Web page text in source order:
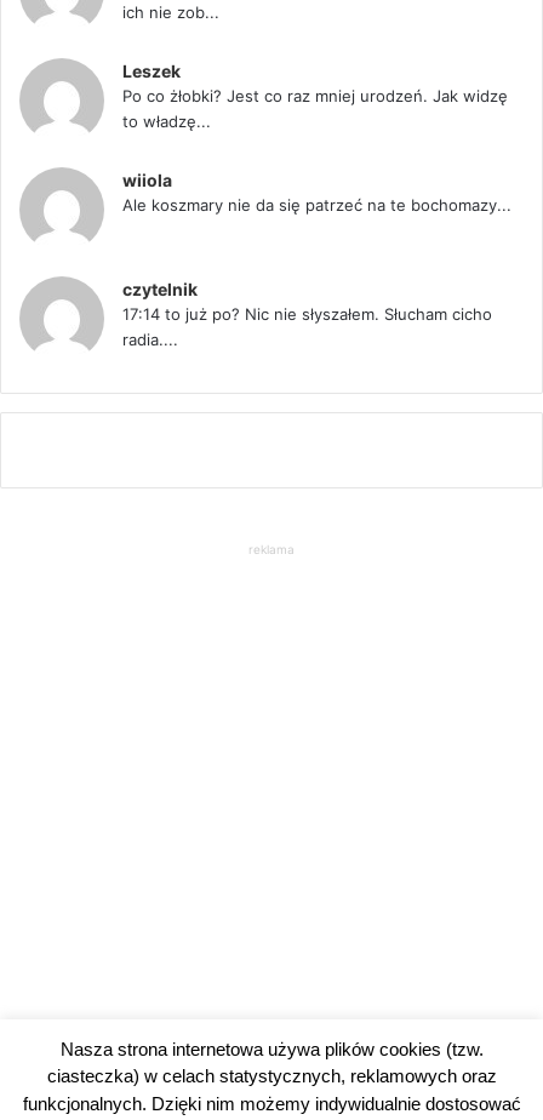
ich nie zob...
Leszek
Po co żłobki? Jest co raz mniej urodzeń. Jak widzę
to władzę...
wiiola
Ale koszmary nie da się patrzeć na te bochomazy...
czytelnik
17:14 to już po? Nic nie słyszałem. Słucham cicho
radia....
reklama
Nasza strona internetowa używa plików cookies (tzw.
ciasteczka) w celach statystycznych, reklamowych oraz
funkcjonalnych. Dzięki nim możemy indywidualnie dostosować